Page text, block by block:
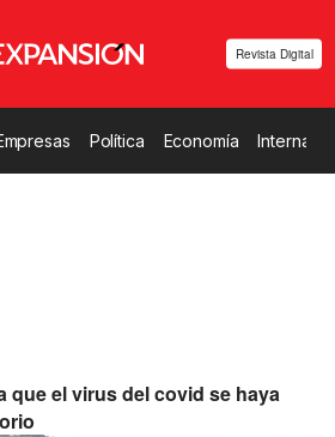
Revista Digital
Política Economía
que el virus del covid se haya